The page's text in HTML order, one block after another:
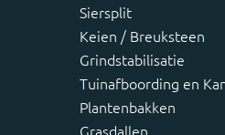
Siersplit
Keien / Breuksteen
Grindstabilisatie
Tuinafboording en
Plantenbakken
Grasdallen